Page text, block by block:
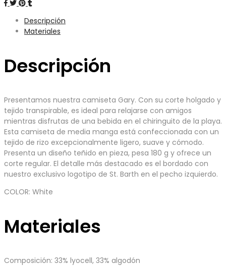
Descripción
Materiales
Descripción
Presentamos nuestra camiseta Gary. Con su corte holgado y
tejido transpirable, es ideal para relajarse con amigos
mientras disfrutas de una bebida en el chiringuito de la playa.
Esta camiseta de media manga está confeccionada con un
tejido de rizo excepcionalmente ligero, suave y cómodo.
Presenta un diseño teñido en pieza, pesa 180 g y ofrece un
corte regular. El detalle más destacado es el bordado con
nuestro exclusivo logotipo de St. Barth en el pecho izquierdo.
COLOR: White
Materiales
Composición: 33% lyocell, 33% algodón